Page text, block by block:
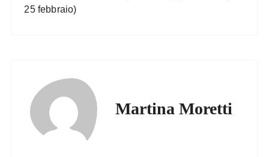
25 febbraio)
Martina Moretti